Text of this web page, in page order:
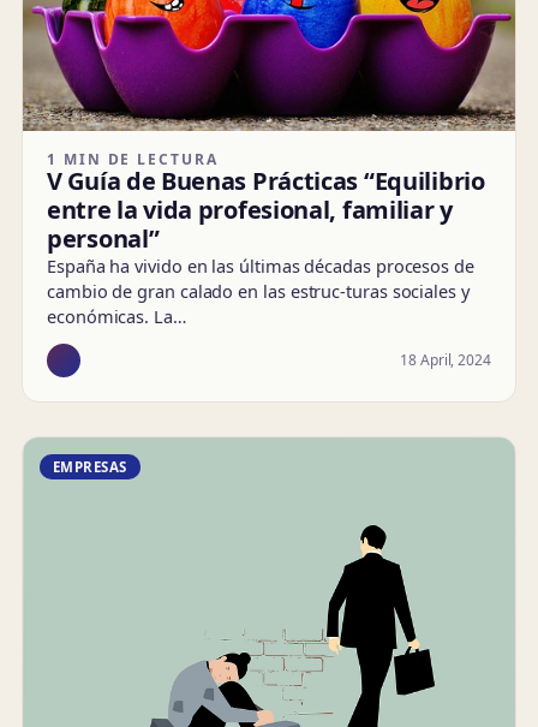
1 MIN DE LECTURA
V Guía de Buenas Prácticas “Equilibrio
entre la vida profesional, familiar y
personal”
España ha vivido en las últimas décadas procesos de
cambio de gran calado en las estruc-turas sociales y
económicas. La…
18 April, 2024
EMPRESAS